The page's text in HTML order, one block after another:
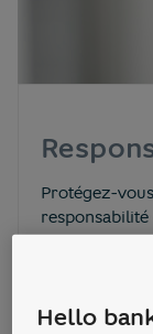
Protégez-
dommages
Hello